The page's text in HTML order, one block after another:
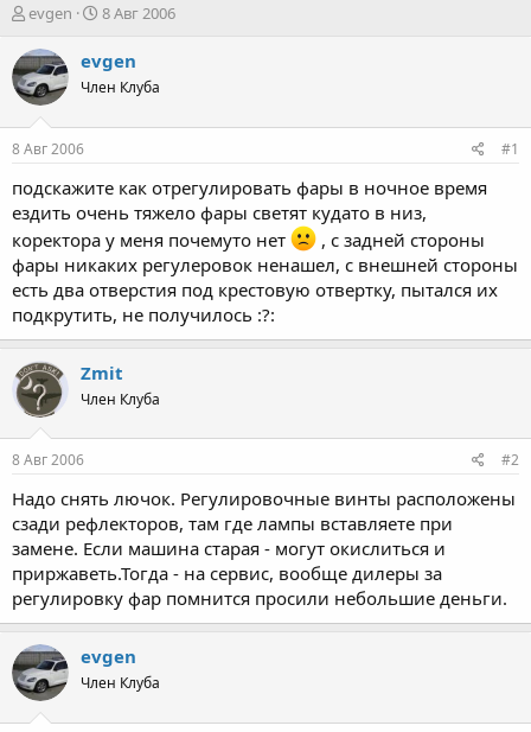
А
т
о
р
е
м
ы
evgen
Д
т
а
н
л
8 Авг 2006
evgen
Член Клуба
8 Авг 2006 #1
подскажите как отрегулировать фары в ночное время
ездить очень тяжело фары светят кудато в низ,
коректора у меня почемуто нет
, с задней стороны
фары никаких регулеровок ненашел, с внешней стороны
есть два отверстия под крестовую отвертку, пытался их
подкрутить, не получилось :?:
Zmit
Член Клуба
8 Авг 2006 #2
Надо снять лючок. Регулировочные винты расположены
сзади рефлекторов, там где лампы вставляете при
замене. Если машина старая - могут окислиться и
приржаветь.Тогда - на сервис, вообще дилеры за
регулировку фар помнится просили небольшие деньги.
evgen
Член Клуба